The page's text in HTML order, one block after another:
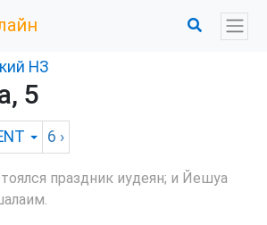
НЗ
5
6 ›
праздник иудеян; и Йешуа